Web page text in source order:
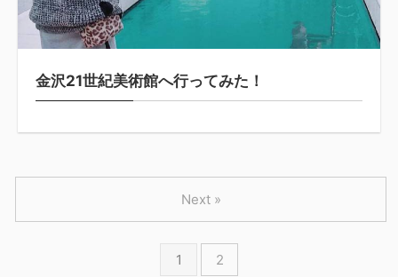
金沢21世紀美術館へ行ってみた！
1 2
Next »